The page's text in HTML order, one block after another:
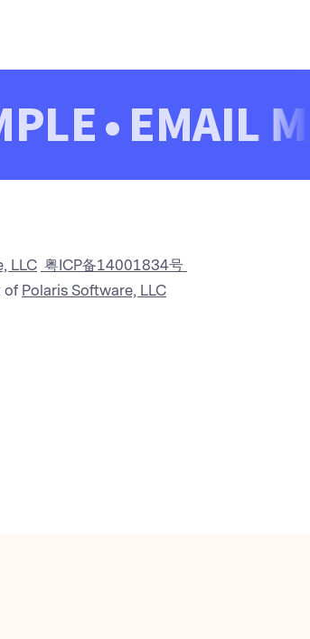
EMAIL
LLC 粤ICP备14001834号
of Polaris Software, LLC